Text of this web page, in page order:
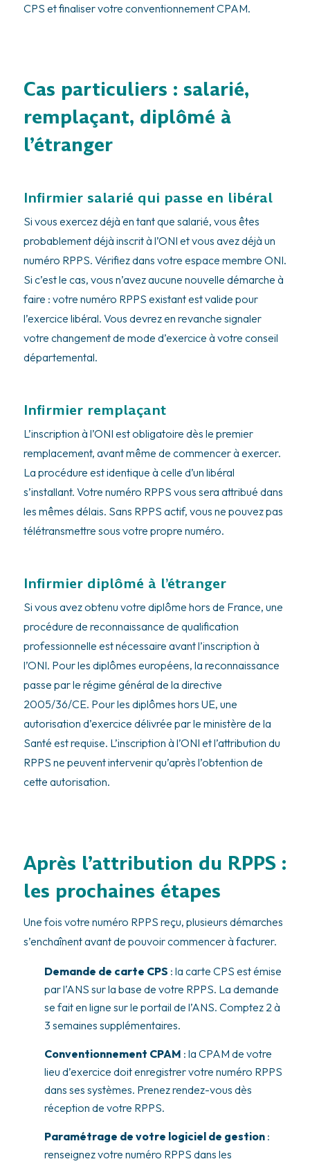
CPS et finaliser votre conventionnement CPAM.
Cas particuliers : salarié,
remplaçant, diplômé à
l’étranger
Infirmier salarié qui passe en libéral
Si vous exercez déjà en tant que salarié, vous êtes
probablement déjà inscrit à l’ONI et vous avez déjà un
numéro RPPS. Vérifiez dans votre espace membre ONI.
Si c’est le cas, vous n’avez aucune nouvelle démarche à
faire : votre numéro RPPS existant est valide pour
l’exercice libéral. Vous devrez en revanche signaler
votre changement de mode d’exercice à votre conseil
départemental.
Infirmier remplaçant
L’inscription à l’ONI est obligatoire dès le premier
remplacement, avant même de commencer à exercer.
La procédure est identique à celle d’un libéral
s’installant. Votre numéro RPPS vous sera attribué dans
les mêmes délais. Sans RPPS actif, vous ne pouvez pas
télétransmettre sous votre propre numéro.
Infirmier diplômé à l’étranger
Si vous avez obtenu votre diplôme hors de France, une
procédure de reconnaissance de qualification
professionnelle est nécessaire avant l’inscription à
l’ONI. Pour les diplômes européens, la reconnaissance
passe par le régime général de la directive
2005/36/CE. Pour les diplômes hors UE, une
autorisation d’exercice délivrée par le ministère de la
Santé est requise. L’inscription à l’ONI et l’attribution du
RPPS ne peuvent intervenir qu’après l’obtention de
cette autorisation.
Après l’attribution du RPPS :
les prochaines étapes
Une fois votre numéro RPPS reçu, plusieurs démarches
s’enchaînent avant de pouvoir commencer à facturer.
Demande de carte CPS : la carte CPS est émise
par l’ANS sur la base de votre RPPS. La demande
se fait en ligne sur le portail de l’ANS. Comptez 2 à
3 semaines supplémentaires.
Conventionnement CPAM : la CPAM de votre
lieu d’exercice doit enregistrer votre numéro RPPS
dans ses systèmes. Prenez rendez-vous dès
réception de votre RPPS.
Paramétrage de votre logiciel de gestion:
renseignez votre numéro RPPS dans les